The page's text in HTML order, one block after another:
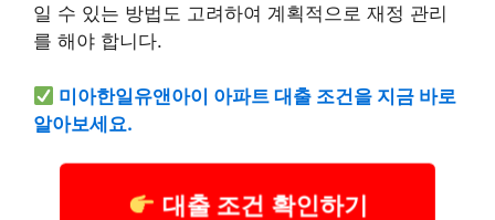
일 수 있는 방법도 고려하여 계획적으로 재정 관리
를 해야 합니다.
미아한일유앤아이 아파트 대출 조건을 지금 바로
알아보세요.
대출 조건 확인하기